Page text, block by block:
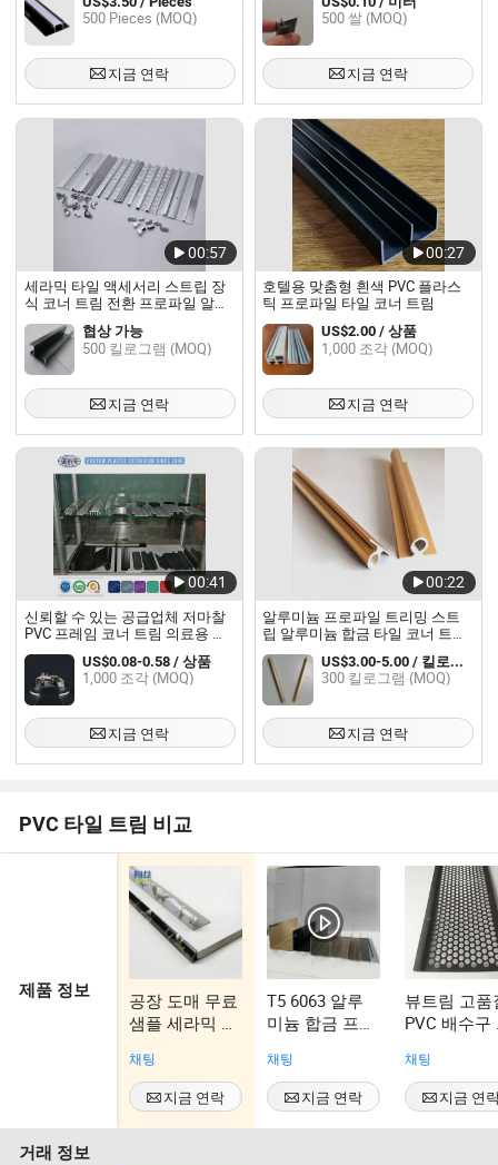
500 Pieces (MOQ)
지금 연락
500 쌀 (MOQ)
지금 연락
00:57
세라믹 타일 액세서리 스트립 장
식 코너 트림 전환 프로파일 알루
미늄 타일 트림
협상 가능
500 킬로그램 (MOQ)
지금 연락
00:27
호텔용 맞춤형 흰색 PVC 플라스
틱 프로파일 타일 코너 트림
US$2.00 / 상품
1,000 조각 (MOQ)
지금 연락
00:41
신뢰할 수 있는 공급업체 저마찰
PVC 프레임 코너 트림 의료용 등
급 PVC 음료 라인 직선 슈트
US$0.08-0.58 / 상품
1,000 조각 (MOQ)
지금 연락
00:22
알루미늄 프로파일 트리밍 스트
립 알루미늄 합금 타일 코너 트림
가구용
US$3.00-5.00 / 킬로그램
300 킬로그램 (MOQ)
지금 연락
PVC 타일 트림 비교
제품 정보
공장 도매 무료
샘플 세라믹 타
일 타일 코너
트림
채팅
지금 연락
T5 6063 알루
미늄 합금 프로
형태
채팅
지금 연락
뷰트림 고품
PVC 배수구
채팅
지금 연
거래 정보